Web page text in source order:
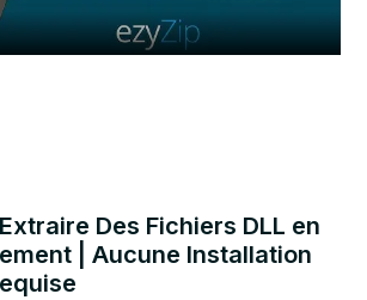
Video
Des Fichiers DLL en
| Aucune Installation